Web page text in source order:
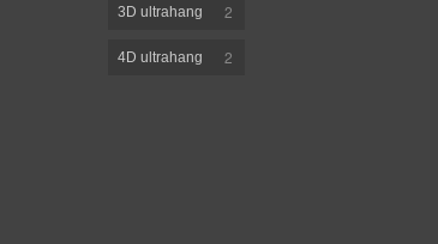
3D ultrahang 2
4D ultrahang 2